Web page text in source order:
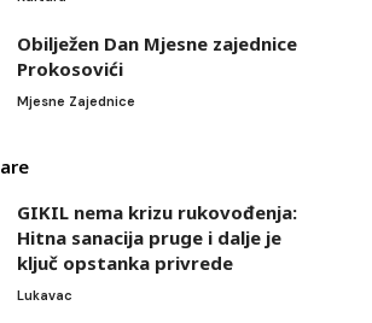
Obilježen Dan Mjesne zajednice
Prokosovići
Mjesne Zajednice
GIKIL nema krizu rukovođenja:
Hitna sanacija pruge i dalje je
ključ opstanka privrede
Lukavac